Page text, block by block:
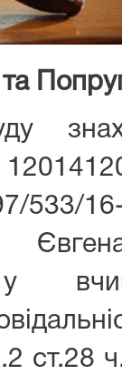
533/
у
ст.28